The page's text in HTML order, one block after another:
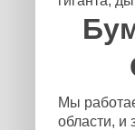
Мы
области, и